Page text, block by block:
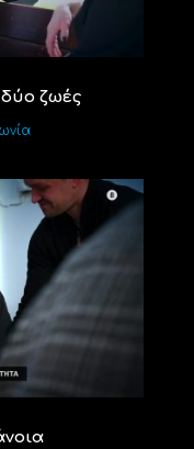
ζωές